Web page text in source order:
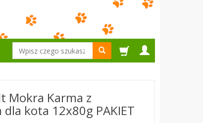
Wyszukaj
Mokra Karma z
kota 12x80g PAKIET